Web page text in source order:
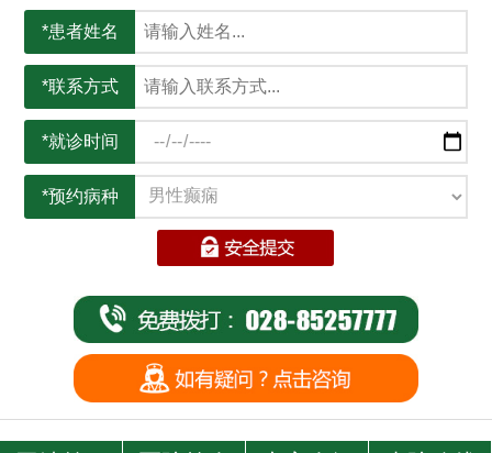
*患者姓名
*联系方式
*就诊时间
*预约病种